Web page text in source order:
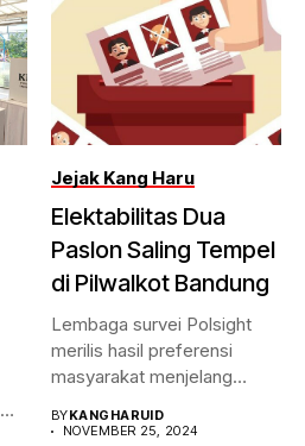
Jejak Kang Haru
Elektabilitas Dua
Paslon Saling Tempel
di Pilwalkot Bandung
Lembaga survei Polsight
merilis hasil preferensi
masyarakat menjelang
Hasilnya,...
BYKANGHARUID
NOVEMBER 25, 2024